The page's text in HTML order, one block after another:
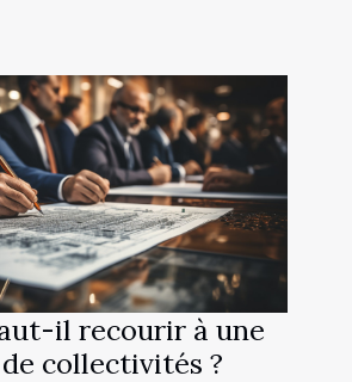
il recourir à une
collectivités ?